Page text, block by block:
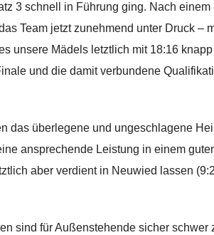
3 schnell in Führung ging. Nach
Team jetzt zunehmend unter Druck –
unsere Mädels letztlich mit 18:16
und die damit verbundene
das überlegene und ungeschlagene
ansprechende Leistung in einem
aber verdient in Neuwied lassen
sind für Außenstehende sicher schwer